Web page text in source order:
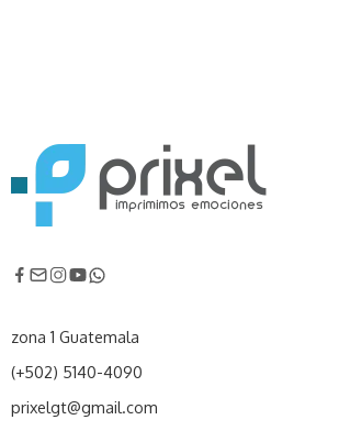
zona 1 Guatemala
(+502) 5140-4090
prixelgt@gmail.com